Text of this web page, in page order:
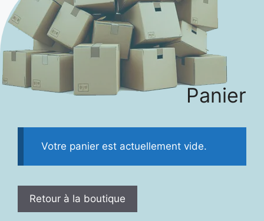
Panier
Votre panier est actuellement vide.
Retour à la boutique